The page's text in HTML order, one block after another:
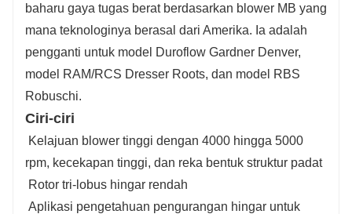
Kuasa aci: 0.6 ~ 257.7kW Peniup vakum
baharu gaya tugas berat berdasarkan blower MB yang
mana teknologinya berasal dari Amerika. Ia adalah
pengganti untuk model Duroflow Gardner Denver,
model RAM/RCS Dresser Roots, dan model RBS
Robuschi.
Ciri-ciri
Kelajuan blower tinggi dengan 4000 hingga 5000
rpm, kecekapan tinggi, dan reka bentuk struktur padat
Rotor tri-lobus hingar rendah
Aplikasi pengetahuan pengurangan hingar untuk